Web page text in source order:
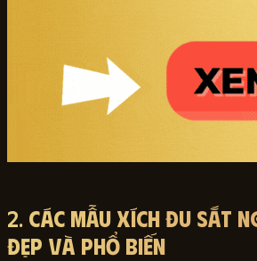
2. Các Mẫu Xích Đu Sắt
Đẹp và Phổ Biến